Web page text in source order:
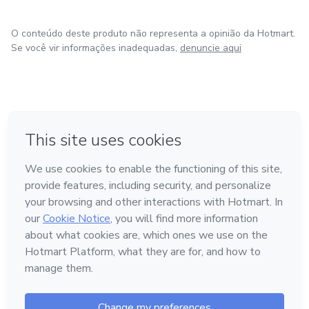
O conteúdo deste produto não representa a opinião da Hotmart.
Se você vir informações inadequadas, denuncie aqui
Feito com ❤
em Belo Horizonte
na Cidade do México
Conheça a Hotmart
Idioma